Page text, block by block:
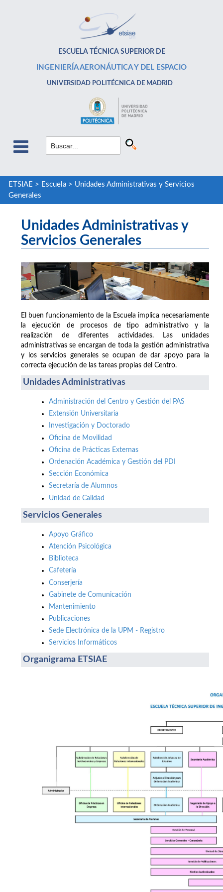
ESCUELA TÉCNICA SUPERIOR DE
INGENIERÍA AERONÁUTICA Y DEL ESPACIO
UNIVERSIDAD POLITÉCNICA DE MADRID
ETSIAE > Escuela> Unidades Administrativas y Servicios
Generales
Unidades Administrativas y
Servicios Generales
El buen funcionamiento de la Escuela implica necesariamente
la ejecución de procesos de tipo administrativo y la
realización de diferentes actividades. Las unidades
administrativas se encargan de toda la gestión administrativa
y los servicios generales se ocupan de dar apoyo para la
correcta ejecución de las tareas propias del Centro.
Unidades Administrativas
Administración del Centro y Gestión del PAS
Extensión Universitaria
Investigación y Doctorado
Oficina de Movilidad
Oficina de Prácticas Externas
Ordenación Académica y Gestión del PDI
Sección Económica
Secretaría de Alumnos
Unidad de Calidad
Servicios Generales
Apoyo Gráfico
Atención Psicológica
Biblioteca
Cafetería
Conserjería
Gabinete de Comunicación
Mantenimiento
Publicaciones
Sede Electrónica de la UPM - Registro
Servicios Informáticos
Organigrama ETSIAE